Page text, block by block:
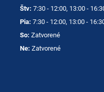
Štv: 7:30 - 12:00, 13:00 -
Pia: 7:30 - 12:00, 13:00 -
So: Zatvorené
Ne: Zatvorené